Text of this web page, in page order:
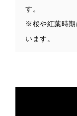
す。
※桜や紅葉時期
います。